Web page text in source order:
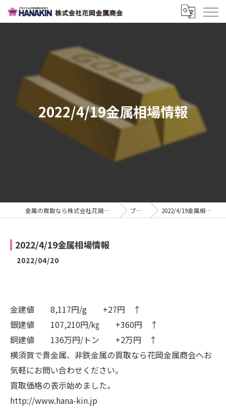
2022/4/19金属相場情報
金属の買取なら株式会社花岡金属商会 ブログ 2022/4/19金属相場情報
2022/4/19金属相場情報
2022/04/20
金建値 8,117円/g +27円 ↑
銀建値 107,210円/㎏ +360円 ↑
銅建値 136万円/トン +2万円 ↑
横須賀で貴金属、非鉄金属の買取なら花岡金属商会へお
気軽にお問い合わせください。
買取価格の表示始めました。
http://www.hana-kin.jp